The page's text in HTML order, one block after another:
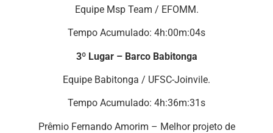
Equipe Msp Team / EFOMM.
Tempo Acumulado: 4h:00m:04s
3º Lugar – Barco Babitonga
Equipe Babitonga / UFSC-Joinvile.
Tempo Acumulado: 4h:36m:31s
Prêmio Fernando Amorim – Melhor projeto de